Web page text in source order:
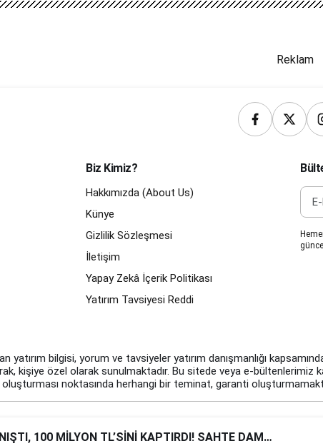
100 MİLYON TL’SİNİ KAPTIRDI! SAHTE DAMAT
Biz Kimiz?
Hakkımızda (About Us)
Künye
Gizlilik Sözleşmesi
İletişim
Yapay Zekâ İçerik Politikası
Yatırım Tavsiyesi Reddi
yatırım bilgisi, yorum ve tavsiyeler yatırım danışmanlığı
kişiye özel olarak sunulmaktadır. Bu sitede veya e-bültenlerimiz
noktasında herhangi bir teminat, garanti
© 2026 finanshubcom Tüm